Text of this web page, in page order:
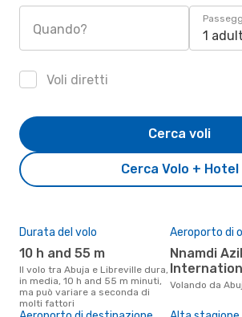
Quando? 1
Voli diretti
Cerca Volo + Hotel
Cerca voli
Durata del volo
10 h and 55 m
Il volo tra Abuja e Libreville dura,
in media, 10 h and 55 m minuti,
ma può variare a seconda di
molti fattori
Aeroporto di
Nnamdi Azikiwe
Volando da